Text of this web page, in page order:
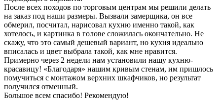
После всех походов по торговым центрам мы решили делать
на заказ под наши размеры. Вызвали замерщика, он все
обмерил, посчитал, нарисовал кухню именно такой, как
хотелось, и картинка в голове сложилась окончательно. Не
скажу, что это самый дешевый вариант, но кухня идеально
вписалась и цвет выбрала такой, как мне нравится.
Примерно через 2 недели нам установили нашу кухню-
красавицу! «Благодаря» нашим кривым стенам, им пришлось
помучиться с монтажом верхних шкафчиков, но результат
получился отменный.
Большое всем спасибо! Рекомендую!